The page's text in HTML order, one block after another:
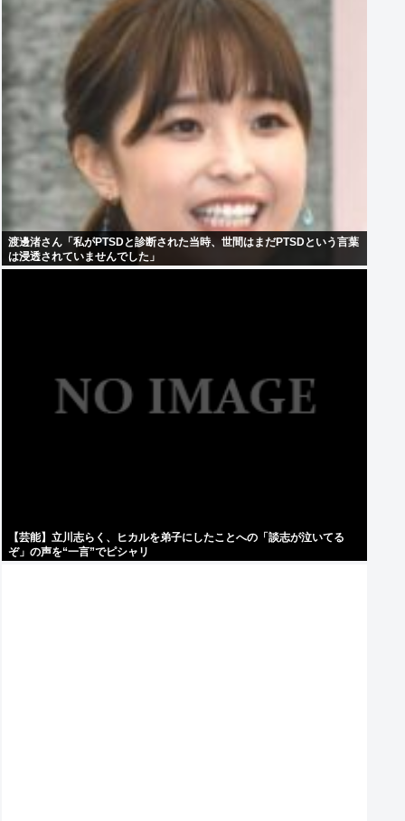
渡邊渚さん「私がPTSDと診断された当時、世間はまだPTSDという言葉
は浸透されていませんでした」
【芸能】立川志らく、ヒカルを弟子にしたことへの「談志が泣いてる
ぞ」の声を“一言”でピシャリ